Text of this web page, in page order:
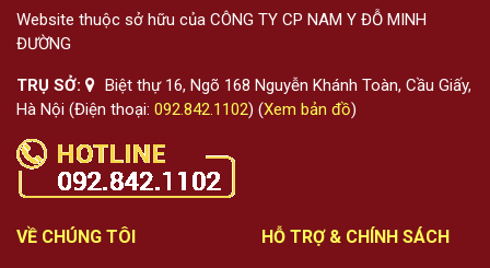
Website thuộc sở hữu của CÔNG TY CP NAM Y ĐỖ MINH
ĐƯỜNG
TRỤ SỞ:
Biệt thự 16, Ngõ 168 Nguyễn Khánh Toàn, Cầu Giấy,
Hà Nội (Điện thoại: 092.842.1102) (Xem bản đồ)
VỀ CHÚNG TÔI HỖ TRỢ & CHÍNH SÁCH